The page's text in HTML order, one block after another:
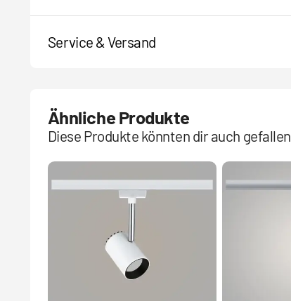
Service & Versand
Ähnliche Produkte
Diese Produkte könnten dir auch gefallen